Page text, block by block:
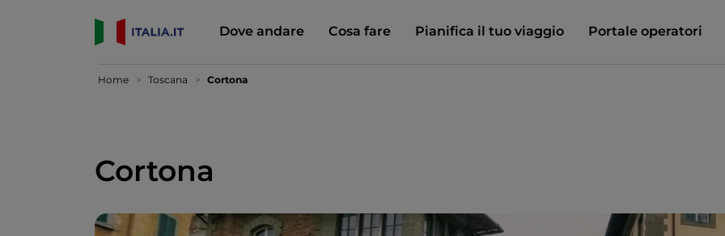
Dove andare Cosa fare Pianifica il tuo viaggio Portale operatori
Home Toscana Cortona
Cortona